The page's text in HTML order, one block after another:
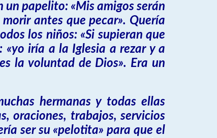
un papelito: «Mis amigos serán
antes que pecar». Quería
los niños: «Si supieran que
«yo iría a la Iglesia a rezar y a
la voluntad de Dios». Era un
hermanas y todas ellas
oraciones, trabajos, servicios
ser su «pelotita» para que el